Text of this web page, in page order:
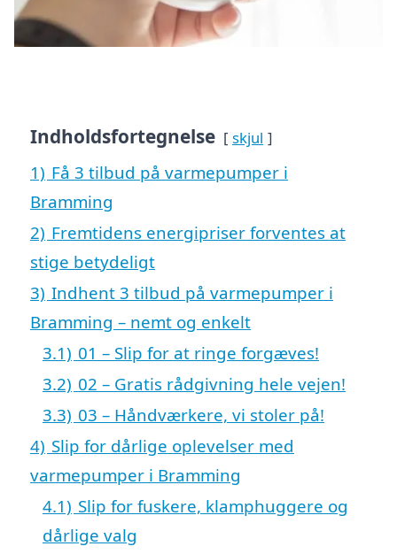
Indholdsfortegnelse skjul
1) Få 3 tilbud på varmepumper i
Bramming
2) Fremtidens energipriser forventes at
stige betydeligt
3) Indhent 3 tilbud på varmepumper i
Bramming – nemt og enkelt
3.1) 01 – Slip for at ringe forgæves!
3.2) 02 – Gratis rådgivning hele vejen!
3.3) 03 – Håndværkere, vi stoler på!
4) Slip for dårlige oplevelser med
varmepumper i Bramming
4.1) Slip for fuskere, klamphuggere og
dårlige valg